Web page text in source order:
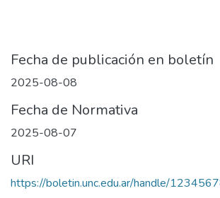
Fecha de publicación en boletín
2025-08-08
Fecha de Normativa
2025-08-07
URI
https://boletin.unc.edu.ar/handle/